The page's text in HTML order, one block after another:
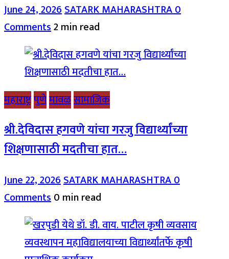
June 24, 2026SATARK MAHARASHTRA0
Comments2 min read
महाराष्ट्रपुणेमावळसामाजिक
श्री.देविदास हगवणे यांचा गरजु विद्यार्थ्यांच्या
शिक्षणासाठी मदतीचा हात…
June 22, 2026SATARK MAHARASHTRA0
Comments0 min read